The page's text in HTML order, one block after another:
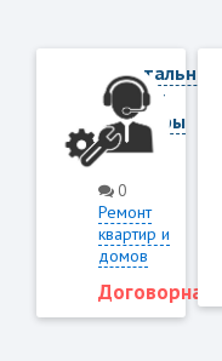
Капитальный
ремонт
квартиры
0
Ремонт
квартир и
домов
Договорная